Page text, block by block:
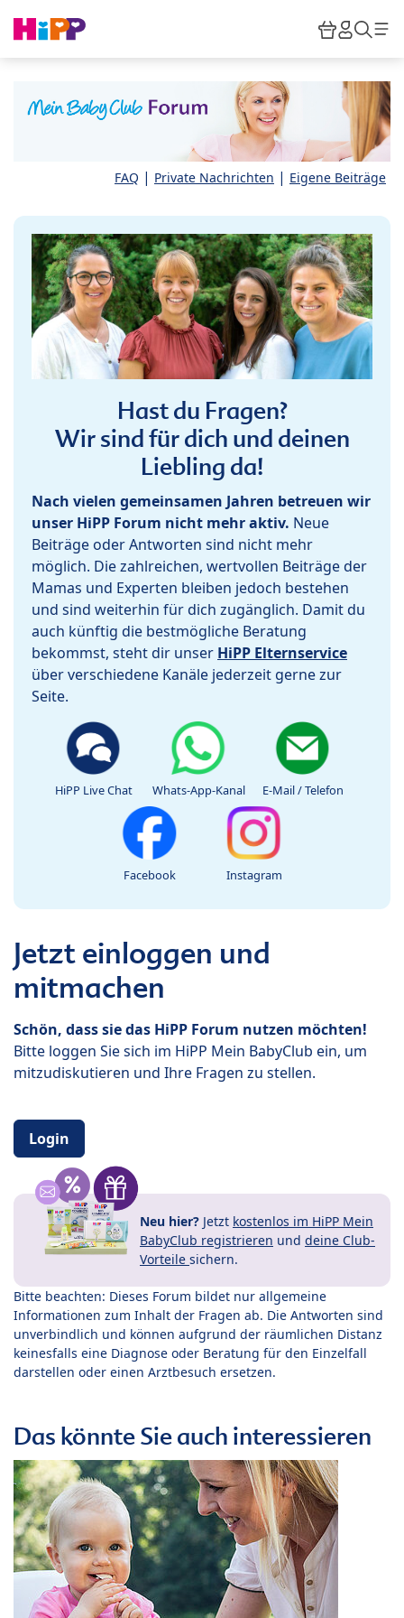
HiPP
FAQ | Private Nachrichten | Eigene Beiträge
Hast du Fragen?
Wir sind für dich und deinen
Liebling da!
Nach vielen gemeinsamen Jahren betreuen wir
unser HiPP Forum nicht mehr aktiv. Neue
Beiträge oder Antworten sind nicht mehr
möglich. Die zahlreichen, wertvollen Beiträge der
Mamas und Experten bleiben jedoch bestehen
und sind weiterhin für dich zugänglich. Damit du
auch künftig die bestmögliche Beratung
bekommst, steht dir unser HiPP Elternservice
über verschiedene Kanäle jederzeit gerne zur
Seite.
HiPP Live Chat Whats-App-Kanal E-Mail / Telefon
Facebook Instagram
Jetzt einloggen und
mitmachen
Schön, dass sie das HiPP Forum nutzen möchten!
Bitte loggen Sie sich im HiPP Mein BabyClub ein, um
mitzudiskutieren und Ihre Fragen zu stellen.
Login
Neu hier? Jetzt kostenlos im HiPP Mein
BabyClub registrieren und deine Club-
Vorteile sichern.
Bitte beachten: Dieses Forum bildet nur allgemeine
Informationen zum Inhalt der Fragen ab. Die Antworten sind
unverbindlich und können aufgrund der räumlichen Distanz
keinesfalls eine Diagnose oder Beratung für den Einzelfall
darstellen oder einen Arztbesuch ersetzen.
Das könnte Sie auch interessieren